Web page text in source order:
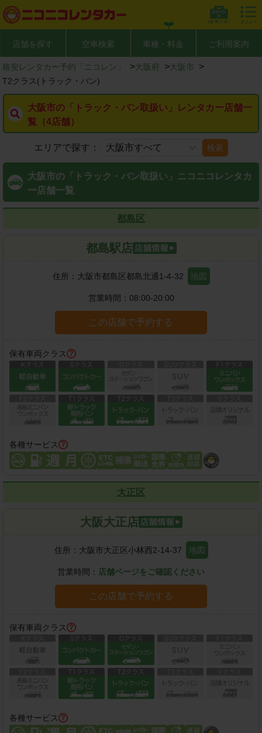
店舗を探す 空車検索 車種・料金 ご利用案内
格安レンタカー予約「ニコレン」 >大阪府 >大阪市 >
T2クラス(トラック・バン)
大阪市の「トラック・バン取扱い」レンタカー店舗一
覧（4店舗）
エリアで探す： 検索
大阪市の「トラック・バン取扱い」ニコニコレンタカ
ー店舗一覧
都島区
都島駅店
住所： 大阪市都島区都島北通1-4-32 地図
営業時間： 08:00-20:00
この店舗で予約する
保有車両クラス
各種サービス
大正区
大阪大正店
住所： 大阪市大正区小林西2-14-37 地図
営業時間： 店舗ページをご確認ください
この店舗で予約する
保有車両クラス
各種サービス